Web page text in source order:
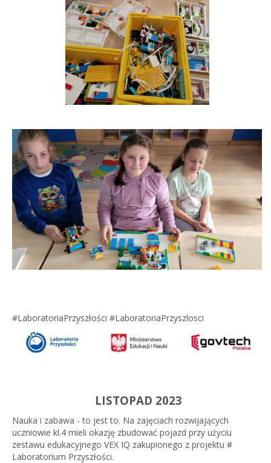
#LaboratoriaPrzyszłości #LaboratoriaPrzyszlosci
LISTOPAD 2023
Nauka i zabawa - to jest to. Na zajęciach rozwijających
uczniowie kl.4 mieli okazję zbudować pojazd przy użyciu
zestawu edukacyjnego VEX IQ zakupionego z projektu #
Laboratorium Przyszłości.